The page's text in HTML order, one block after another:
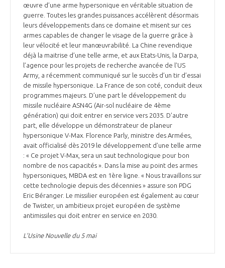
œuvre d’une arme hypersonique en véritable situation de
guerre. Toutes les grandes puissances accélèrent désormais
leurs développements dans ce domaine et misent sur ces
armes capables de changer le visage de la guerre grâce à
leur vélocité et leur manœuvrabilité. La Chine revendique
déjà la maitrise d’une telle arme, et aux Etats-Unis, la Darpa,
l’agence pour les projets de recherche avancée de l’US
Army, a récemment communiqué sur le succès d’un tir d’essai
de missile hypersonique. La France de son coté, conduit deux
programmes majeurs. D’une part le développement du
missile nucléaire ASN4G (Air-sol nucléaire de 4ème
génération) qui doit entrer en service vers 2035. D’autre
part, elle développe un démonstrateur de planeur
hypersonique V-Max. Florence Parly, ministre des Armées,
avait officialisé dès 2019 le développement d’une telle arme
: « Ce projet V-Max, sera un saut technologique pour bon
nombre de nos capacités ». Dans la mise au point des armes
hypersoniques, MBDA est en 1ère ligne. « Nous travaillons sur
cette technologie depuis des décennies » assure son PDG
Eric Béranger. Le missilier européen est également au cœur
de Twister, un ambitieux projet européen de système
antimissiles qui doit entrer en service en 2030.
L’Usine Nouvelle du 5 mai